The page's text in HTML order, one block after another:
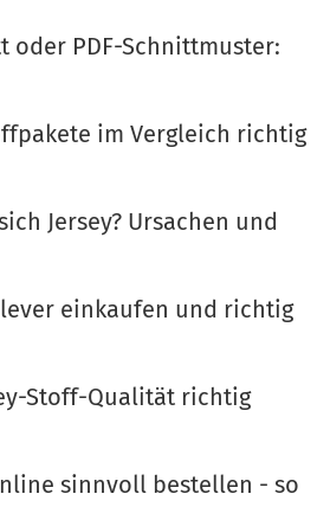
oder PDF-Schnittmuster:
im Vergleich richtig
Jersey? Ursachen und
einkaufen und richtig
Stoff-Qualität richtig
sinnvoll bestellen - so